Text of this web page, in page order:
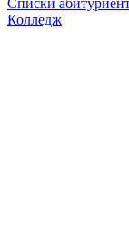
Списки
Колледж